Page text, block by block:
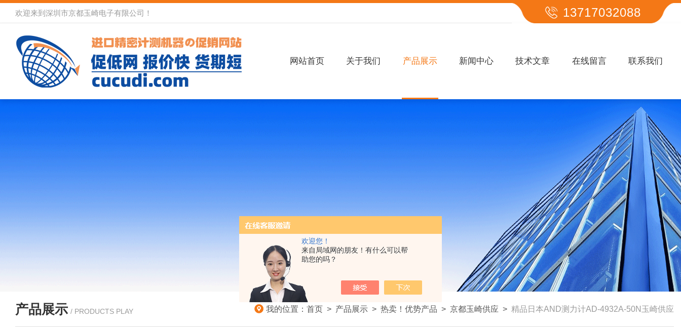
欢迎您！
来自局域网的朋友！有什么可以帮
助您的吗？
欢迎来到深圳市京都玉崎电子有限公司！ 13717032088
网站首页 关于我们 产品展示 新闻中心 技术文章 在线留言 联系我们
产品展示 / PRODUCTS PLAY 我的位置： 首页 > 产品展示 > 热卖！优势产品 > 京都玉崎供应 > 精品日本AND测力计AD-4932A-50N玉崎供应